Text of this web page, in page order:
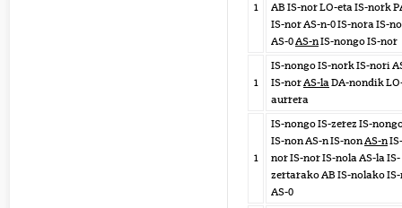
1
AB IS-nor LO-eta IS-nork
IS-nor AS-n-0 IS-nora IS-
AS-0AS-nIS-nongo IS-nor
1
IS-nongo IS-nork IS-nori
IS-norAS-laDA-nondik
aurrera
1
IS-nongo IS-zerez IS-
IS-non AS-n IS-nonAS-nIS-
nor IS-nor IS-nola AS-la IS-
zertarako AB IS-nolako
AS-0